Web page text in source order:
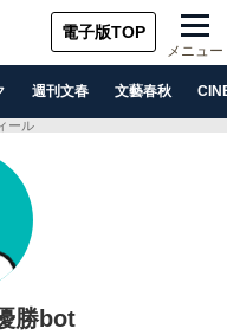
電子版TOP
メニュー
週刊文春 文藝春秋
ール
勝bot